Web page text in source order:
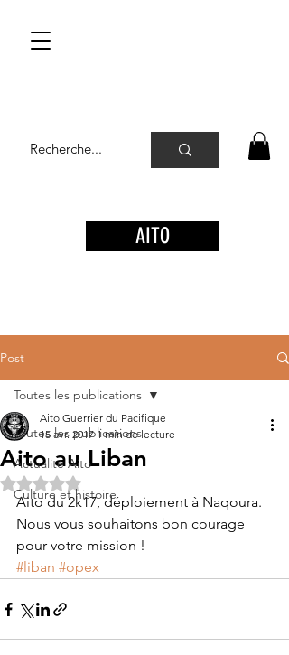
AITO
Post
Toutes les publications
Actualité Aito
Culture et histoire
Toutes les publications
Aito au Liban
Aito Guerrier du Pacifique
15 avr. 2017 1 min de lecture
Noté NaN étoiles sur 5.
Aito du 2k17, déploiement à Naqoura.
Nous vous souhaitons bon courage
pour votre mission !
#liban #opex